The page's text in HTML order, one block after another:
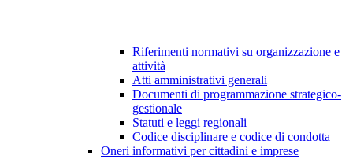
Riferimenti normativi su organizzazione e
attività
Atti amministrativi generali
Documenti di programmazione strategico-
gestionale
Statuti e leggi regionali
Codice disciplinare e codice di condotta
Oneri informativi per cittadini e imprese